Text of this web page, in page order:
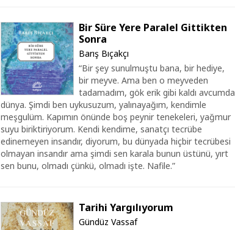
Bir Süre Yere Paralel Gittikten
Sonra
Barış Bıçakçı
“Bir şey sunulmuştu bana, bir hediye,
bir meyve. Ama ben o meyveden
tadamadım, gök erik gibi kaldı avcumda
dünya. Şimdi ben uykusuzum, yalınayağım, kendimle
meşgulüm. Kapımın önünde boş peynir tenekeleri, yağmur
suyu biriktiriyorum. Kendi kendime, sanatçı tecrübe
edinemeyen insandır, diyorum, bu dünyada hiçbir tecrübesi
olmayan insandır ama şimdi sen karala bunun üstünü, yırt
sen bunu, olmadı çünkü, olmadı işte. Nafile.”
Tarihi Yargılıyorum
Gündüz Vassaf